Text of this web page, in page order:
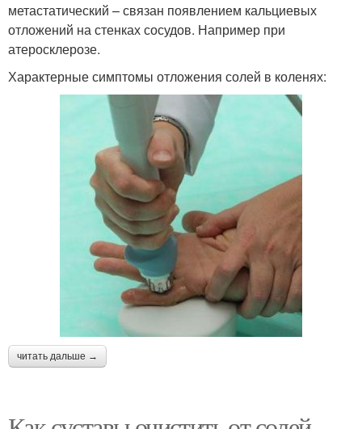
метастатический – связан появлением кальциевых
отложений на стенках сосудов. Например при
атеросклерозе.
Характерные симптомы отложения солей в коленях:
читать дальше →